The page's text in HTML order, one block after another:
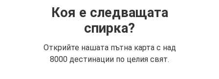
Коя е следващата
спирка?
Открийте нашата пътна карта с над
8000 дестинации по целия свят.